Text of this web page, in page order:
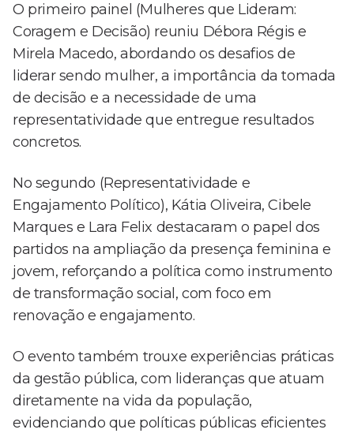
O primeiro painel (Mulheres que Lideram:
Coragem e Decisão) reuniu Débora Régis e
Mirela Macedo, abordando os desafios de
liderar sendo mulher, a importância da tomada
de decisão e a necessidade de uma
representatividade que entregue resultados
concretos.
No segundo (Representatividade e
Engajamento Político), Kátia Oliveira, Cibele
Marques e Lara Felix destacaram o papel dos
partidos na ampliação da presença feminina e
jovem, reforçando a política como instrumento
de transformação social, com foco em
renovação e engajamento.
O evento também trouxe experiências práticas
da gestão pública, com lideranças que atuam
diretamente na vida da população,
evidenciando que políticas públicas eficientes